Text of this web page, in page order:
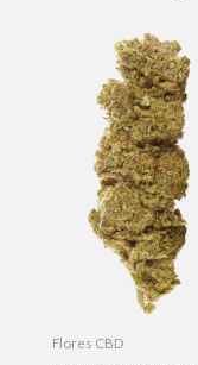
Flores CBD